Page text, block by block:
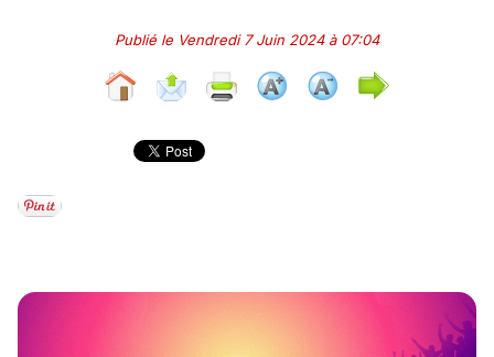
Publié le Vendredi 7 Juin 2024 à 07:04